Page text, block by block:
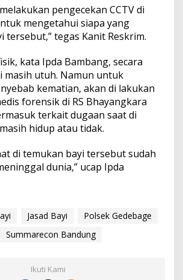
pengecekan CCTV di
mengetahui siapa yang
tersebut,” tegas Kanit Reskrim.
kata Ipda Bambang, secara
masih utuh. Namun untuk
kematian, akan di lakukan
forensik di RS Bhayangkara
terkait dugaan saat di
hidup atau tidak.
di temukan bayi tersebut sudah
dunia,” ucap Ipda
Jasad Bayi
Polsek Gedebage
Summarecon Bandung
Ikuti Kami